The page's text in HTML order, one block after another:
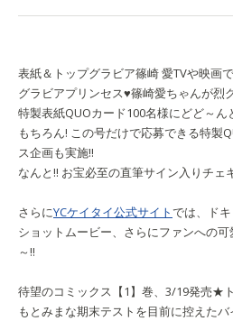
表紙＆トップグラビア篠崎 愛TVや映画
グラビアプリンセス♥篠崎愛ちゃんが烈
特製表紙QUOカード100名様にどど～ん
もちろん! この号だけで応募できる特製
ス企画も実施!!
なんと!! お宝必至の直筆サイン入りチェ
さらにYCケイタイ公式サイトでは、ド
ショットムービー、さらにファンへの
～!!
待望のコミックス【1】巻、3/19発売★
もとみまな期末テストを目前に控えた